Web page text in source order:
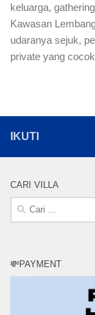
keluarga,
Kawasan
udaranya sejuk,
private yang
IKUTI
CARI VILLA
Cari
💸PAYMENT